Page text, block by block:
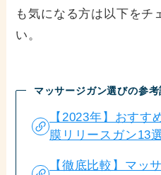
も気になる方は以下をチ
い。
マッサージガン選びの参考
【2023年】おすす
膜リリースガン13
【徹底比較】マッ